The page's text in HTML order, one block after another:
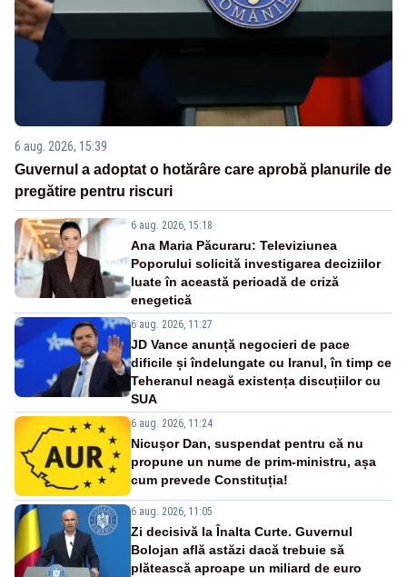
6 aug. 2026, 15:39
Guvernul a adoptat o hotărâre care aprobă planurile de
pregătire pentru riscuri
6 aug. 2026, 15:18
Ana Maria Păcuraru: Televiziunea
Poporului solicită investigarea deciziilor
luate în această perioadă de criză
enegetică
6 aug. 2026, 11:27
JD Vance anunță negocieri de pace
dificile și îndelungate cu Iranul, în timp ce
Teheranul neagă existența discuțiilor cu
SUA
6 aug. 2026, 11:24
Nicușor Dan, suspendat pentru că nu
propune un nume de prim-ministru, așa
cum prevede Constituția!
6 aug. 2026, 11:05
Zi decisivă la Înalta Curte. Guvernul
Bolojan află astăzi dacă trebuie să
plătească aproape un miliard de euro